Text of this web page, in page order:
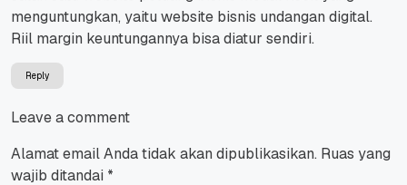
menguntungkan, yaitu website bisnis undangan digital.
Riil margin keuntungannya bisa diatur sendiri.
Reply
Leave a comment
Alamat email Anda tidak akan dipublikasikan. Ruas yang
wajib ditandai *